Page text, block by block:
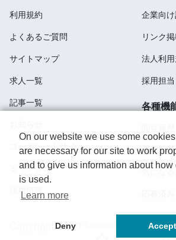
利用規約
よくあるご質問
サイトマップ
求人一覧
記事一覧
コーポレートサイト
ミッション
採用情報
企業向
リンク
法人利
採用担
各種機
検索履歴
気になる
Copyright 2020 SportsField Co
On our website we use some
are necessary for our site to work
and to give us information about how
is used.
Learn more
Deny Accept